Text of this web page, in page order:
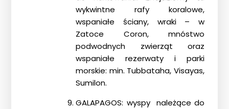
wykwintne rafy koralowe,
wspaniałe ściany, wraki – w
Zatoce Coron, mnóstwo
podwodnych zwierząt oraz
wspaniałe rezerwaty i parki
morskie: min. Tubbataha, Visayas,
Sumilon.
GALAPAGOS: wyspy należące do